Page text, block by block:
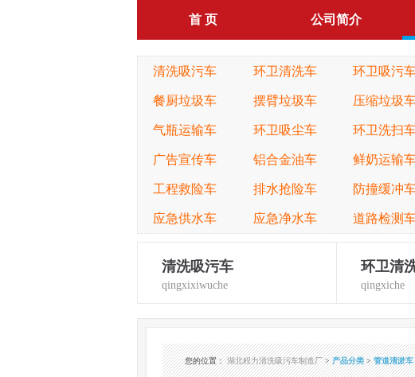
首 页 公司简介
清洗吸污车 环卫清洗车 环卫吸污
餐厨垃圾车 摆臂垃圾车 压缩垃圾
气瓶运输车 环卫吸尘车 环卫洗扫
广告宣传车 铝合金油车 鲜奶运输
工程救险车 排水抢险车 防撞缓冲
应急供水车 应急净水车 道路检测
清洗吸污车
qingxixiwuche
环卫清
qingxiche
您的位置：湖北程力清洗吸污车制造厂>产品分类>管道清淤车